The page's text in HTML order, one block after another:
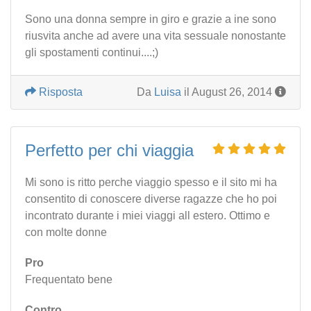
Sono una donna sempre in giro e grazie a ine sono
riusvita anche ad avere una vita sessuale nonostante
gli spostamenti continui....;)
Da Luisa il August 26, 2014
Risposta
Perfetto per chi viaggia
Mi sono is ritto perche viaggio spesso e il sito mi ha
consentito di conoscere diverse ragazze che ho poi
incontrato durante i miei viaggi all estero. Ottimo e
con molte donne
Pro
Frequentato bene